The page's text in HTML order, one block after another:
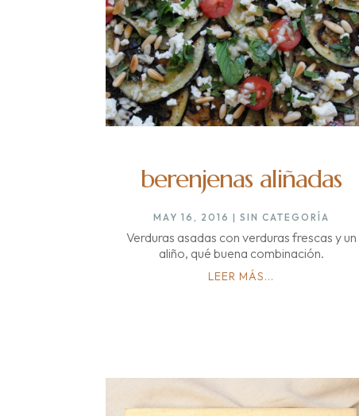
berenjenas aliñadas
MAY 16, 2016 | SIN CATEGORÍA
Verduras asadas con verduras frescas y un
aliño, qué buena combinación.
LEER MÁS...